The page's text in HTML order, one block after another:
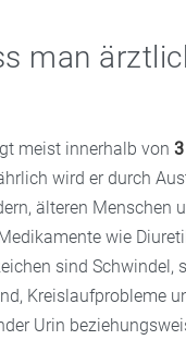
man
meist innerhalb von
wird er durch
älteren Menschen
wie
sind Schwindel,
Kreislaufprobleme
Urin